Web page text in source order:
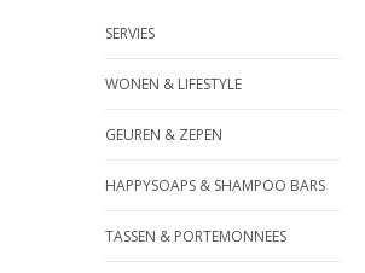
SERVIES
WONEN & LIFESTYLE
GEUREN & ZEPEN
HAPPYSOAPS & SHAMPOO BARS
TASSEN & PORTEMONNEES